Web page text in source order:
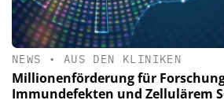
NEWS • AUS DEN KLINIKEN
Millionenförderung für
Immundefekten und Zellulärem